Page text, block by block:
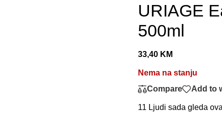
URIAGE
500ml
33,40 KM
Nema na stanju
Compare
Add to
11 Ljudi sada gleda